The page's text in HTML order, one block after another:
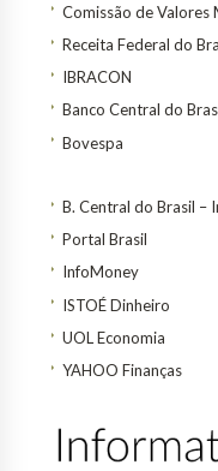
Comissão de Valores
Receita Federal do
IBRACON
Banco Central do
Bovespa
B. Central do Brasil –
Portal Brasil
InfoMoney
ISTOÉ Dinheiro
UOL Economia
YAHOO Finanças